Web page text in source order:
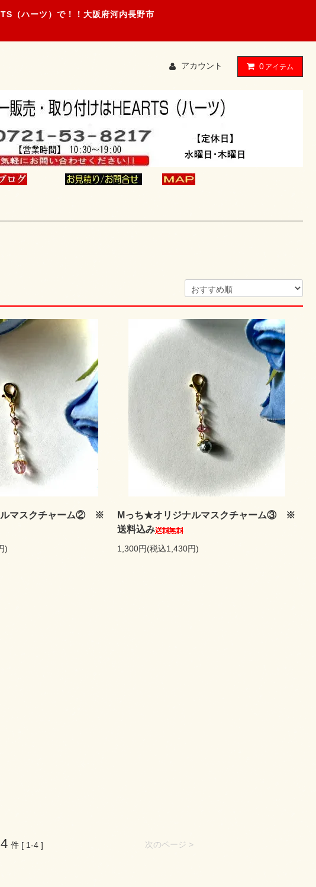
（ハーツ）で！！大阪府河内長野市
アカウント 0 アイテム
ルマスクチャーム② ※
)
Mっち★オリジナルマスクチャーム③ ※
送料込み
1,300円(税込1,430円)
次のページ >
4 件 [ 1-4 ]